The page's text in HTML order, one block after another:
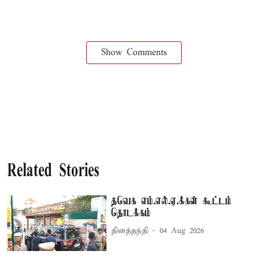
Show Comments
Related Stories
தவெக எம்.எல்.ஏ.க்கள் கூட்டம்
தொடக்கம்
தினத்தந்தி 04 Aug 2026